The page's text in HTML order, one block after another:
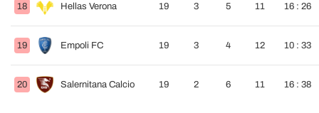
18 Hellas Verona 19 3 5 11 16 : 26
19 Empoli FC 19 3 4 12 10 : 33
20 Salernitana Calcio 19 2 6 11 16 : 38